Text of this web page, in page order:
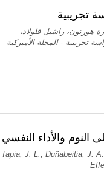
تجريبية
راشيل فلولاد،
تجريبية - المجلة الأميركية
النوم والأداء النفسي
Tapia, J. L., Duñabeitia, J.